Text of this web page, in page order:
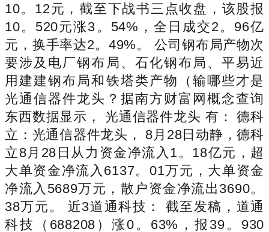
10。12元，截至下战书三点收盘，该股报
10。520元涨3。54%，全日成交2。96亿
元，换手率达2。49%。 公司钢布局产物次
要涉及电厂钢布局、石化钢布局、平易近
用建建钢布局和铁塔类产物（输哪些才是
光通信器件龙头？据南方财富网概念查询
东西数据显示， 光通信器件龙头 有： 德科
立：光通信器件龙头， 8月28日动静，德科
立8月28日从力资金净流入1。18亿元，超
大单资金净流入6137。01万元，大单资金
净流入5689万元，散户资金净流出3690。
38万元。 近3道通科技： 截至发稿，道通
科技（688208）涨0。63%，报39。930